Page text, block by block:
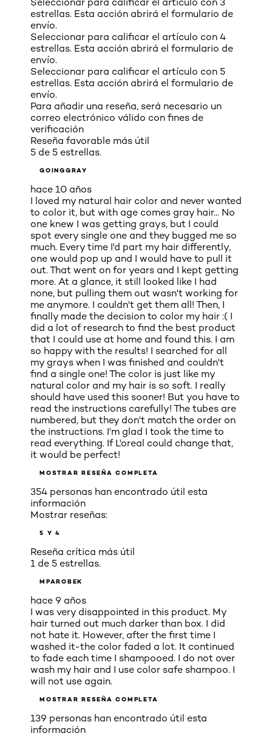
estrellas. Esta acción abrirá el formulario de
envío.
Seleccionar para calificar el artículo con 4
estrellas. Esta acción abrirá el formulario de
envío.
Seleccionar para calificar el artículo con 5
estrellas. Esta acción abrirá el formulario de
envío.
Para añadir una reseña, será necesario un
correo electrónico válido con fines de
verificación
Reseña favorable más útil
5 de 5 estrellas.
GOINGGRAY
hace 10 años
I loved my natural hair color and never wanted
to color it, but with age comes gray hair... No
one knew I was getting grays, but I could
spot every single one and they bugged me so
much. Every time I'd part my hair differently,
one would pop up and I would have to pull it
out. That went on for years and I kept getting
more. At a glance, it still looked like I had
none, but pulling them out wasn't working for
me anymore. I couldn't get them all! Then, I
finally made the decision to color my hair :( I
did a lot of research to find the best product
that I could use at home and found this. I am
so happy with the results! I searched for all
my grays when I was finished and couldn't
find a single one! The color is just like my
natural color and my hair is so soft. I really
should have used this sooner! But you have to
read the instructions carefully! The tubes are
numbered, but they don't match the order on
the instructions. I'm glad I took the time to
read everything. If L'oreal could change that,
it would be perfect!
MOSTRAR RESEÑA COMPLETA
354 personas han encontrado útil esta
información
Mostrar reseñas:
5 Y 4
Reseña crítica más útil
1 de 5 estrellas.
MPAROBEK
hace 9 años
I was very disappointed in this product. My
hair turned out much darker than box. I did
not hate it. However, after the first time I
washed it-the color faded a lot. It continued
to fade each time I shampooed. I do not over
wash my hair and I use color safe shampoo. I
will not use again.
MOSTRAR RESEÑA COMPLETA
139 personas han encontrado útil esta
información